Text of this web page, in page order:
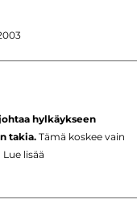
hylkäykseen
takia. Tämä koskee vain
lisää